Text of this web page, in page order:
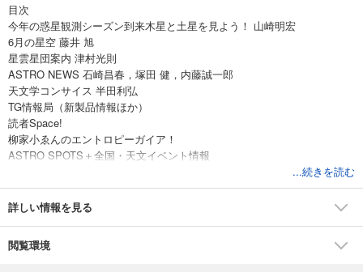
目次
今年の惑星観測シーズン到来木星と土星を見よう！ 山崎明宏
6月の星空 藤井 旭
星雲星団案内 津村光則
ASTRO NEWS 石崎昌春，塚田 健，内藤誠一郎
天文学コンサイス 半田利弘
TG情報局（新製品情報ほか）
読者Space!
柳家小ゑんのエントロピーガイア！
ASTRO SPOTS＋全国・天文イベント情報
【新連載】黒田有彩の天文部NOW 黒田有彩
内合前後の金星をとらえた 阿久津富夫
アメリカ皆既日食 観測地のまとめ
...続きを読む
詳しい情報を見る
閲覧環境